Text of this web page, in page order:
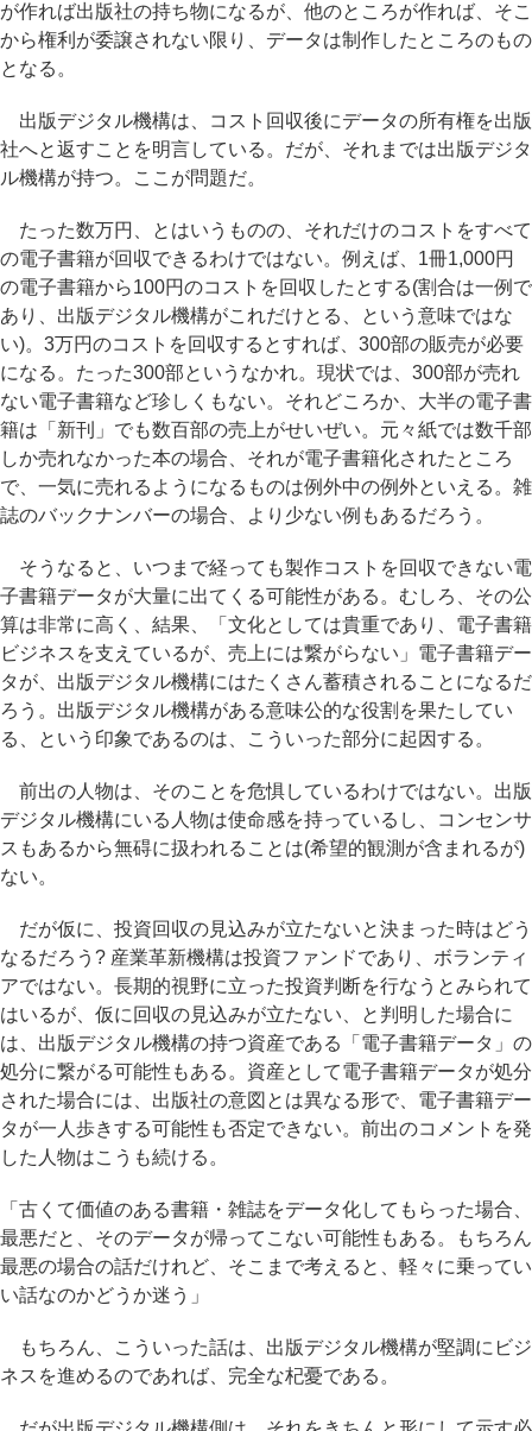
が作れば出版社の持ち物になるが、他のところが作れば、そこ
から権利が委譲されない限り、データは制作したところのもの
となる。
出版デジタル機構は、コスト回収後にデータの所有権を出版
社へと返すことを明言している。だが、それまでは出版デジタ
ル機構が持つ。ここが問題だ。
たった数万円、とはいうものの、それだけのコストをすべて
の電子書籍が回収できるわけではない。例えば、1冊1,000円
の電子書籍から100円のコストを回収したとする(割合は一例で
あり、出版デジタル機構がこれだけとる、という意味ではな
い)。3万円のコストを回収するとすれば、300部の販売が必要
になる。たった300部というなかれ。現状では、300部が売れ
ない電子書籍など珍しくもない。それどころか、大半の電子書
籍は「新刊」でも数百部の売上がせいぜい。元々紙では数千部
しか売れなかった本の場合、それが電子書籍化されたところ
で、一気に売れるようになるものは例外中の例外といえる。雑
誌のバックナンバーの場合、より少ない例もあるだろう。
そうなると、いつまで経っても製作コストを回収できない電
子書籍データが大量に出てくる可能性がある。むしろ、その公
算は非常に高く、結果、「文化としては貴重であり、電子書籍
ビジネスを支えているが、売上には繋がらない」電子書籍デー
タが、出版デジタル機構にはたくさん蓄積されることになるだ
ろう。出版デジタル機構がある意味公的な役割を果たしてい
る、という印象であるのは、こういった部分に起因する。
前出の人物は、そのことを危惧しているわけではない。出版
デジタル機構にいる人物は使命感を持っているし、コンセンサ
スもあるから無碍に扱われることは(希望的観測が含まれるが)
ない。
だが仮に、投資回収の見込みが立たないと決まった時はどう
なるだろう? 産業革新機構は投資ファンドであり、ボランティ
アではない。長期的視野に立った投資判断を行なうとみられて
はいるが、仮に回収の見込みが立たない、と判明した場合に
は、出版デジタル機構の持つ資産である「電子書籍データ」の
処分に繋がる可能性もある。資産として電子書籍データが処分
された場合には、出版社の意図とは異なる形で、電子書籍デー
タが一人歩きする可能性も否定できない。前出のコメントを発
した人物はこうも続ける。
「古くて価値のある書籍・雑誌をデータ化してもらった場合、
最悪だと、そのデータが帰ってこない可能性もある。もちろん
最悪の場合の話だけれど、そこまで考えると、軽々に乗ってい
い話なのかどうか迷う」
もちろん、こういった話は、出版デジタル機構が堅調にビジ
ネスを進めるのであれば、完全な杞憂である。